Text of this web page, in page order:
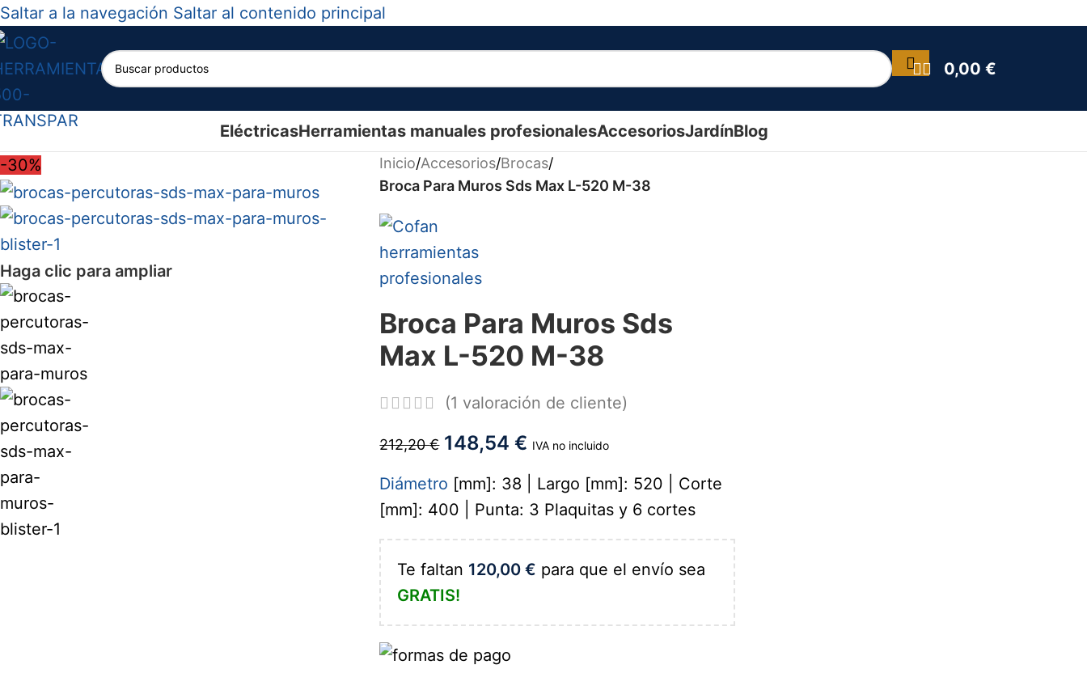
Saltar a la navegación Saltar al contenido principal
0,00 €
EléctricasHerramientas manuales profesionalesAccesoriosJardínBlog
-30%
Haga clic para ampliar
Inicio/Accesorios/Brocas/
Broca Para Muros Sds Max L-520 M-38
Broca Para Muros Sds
Max L-520 M-38
(1 valoración de cliente)
212,20€ 148,54€ IVA no incluido
Diámetro [mm]: 38 | Largo [mm]: 520 | Corte
[mm]: 400 | Punta: 3 Plaquitas y 6 cortes
Te faltan 120,00€ para que el envío sea
GRATIS!